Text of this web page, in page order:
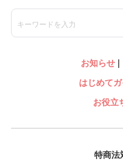
お知らせ|
はじめて
お役立
特商法